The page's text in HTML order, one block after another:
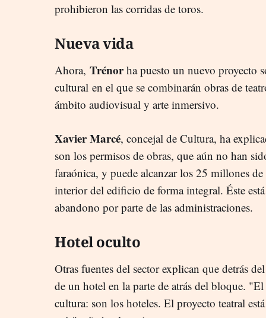
prohibieron las corridas de toros.
Nueva vida
Ahora, Trénorha puesto un nuevo proyecto
cultural en el que se combinarán obras de
ámbito audiovisual y arte inmersivo.
Xavier Marcé, concejal de Cultura, ha
son los permisos de obras, que aún no han
faraónica, y puede alcanzar los 25 millones
interior del edificio de forma integral. Éste
abandono por parte de las administraciones.
Hotel oculto
Otras fuentes del sector explican que detrás
de un hotel en la parte de atrás del bloque.
cultura: son los hoteles. El proyecto teatral